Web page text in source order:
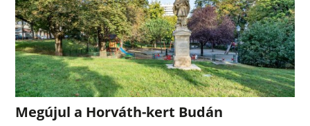
Megújul a Horváth-kert Budán